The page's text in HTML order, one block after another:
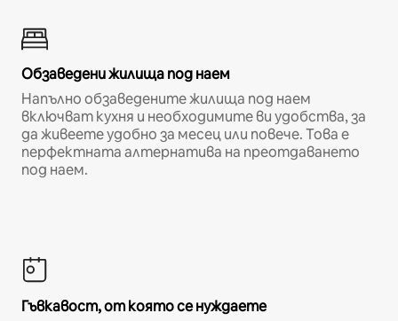
Обзаведени жилища под наем
Напълно обзаведените жилища под наем
включват кухня и необходимите ви удобства, за
да живеете удобно за месец или повече. Това е
перфектната алтернатива на преотдаването
под наем.
Гъвкавост, от която се нуждаете